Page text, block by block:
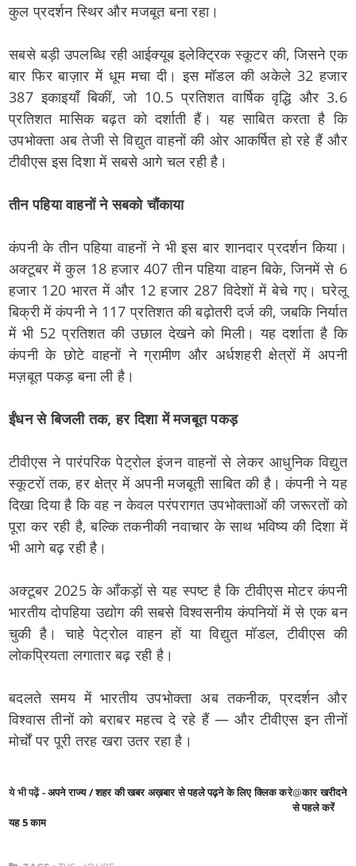
कुल प्रदर्शन स्थिर और मजबूत बना रहा।
सबसे बड़ी उपलब्धि रही आईक्यूब इलेक्ट्रिक स्कूटर की, जिसने एक
बार फिर बाज़ार में धूम मचा दी। इस मॉडल की अकेले 32 हजार
387 इकाइयाँ बिकीं, जो 10.5 प्रतिशत वार्षिक वृद्धि और 3.6
प्रतिशत मासिक बढ़त को दर्शाती हैं। यह साबित करता है कि
उपभोक्ता अब तेजी से विद्युत वाहनों की ओर आकर्षित हो रहे हैं और
टीवीएस इस दिशा में सबसे आगे चल रही है।
तीन पहिया वाहनों ने सबको चौंकाया
कंपनी के तीन पहिया वाहनों ने भी इस बार शानदार प्रदर्शन किया।
अक्टूबर में कुल 18 हजार 407 तीन पहिया वाहन बिके, जिनमें से 6
हजार 120 भारत में और 12 हजार 287 विदेशों में बेचे गए। घरेलू
बिक्री में कंपनी ने 117 प्रतिशत की बढ़ोतरी दर्ज की, जबकि निर्यात
में भी 52 प्रतिशत की उछाल देखने को मिली। यह दर्शाता है कि
कंपनी के छोटे वाहनों ने ग्रामीण और अर्धशहरी क्षेत्रों में अपनी
मज़बूत पकड़ बना ली है।
ईंधन से बिजली तक, हर दिशा में मजबूत पकड़
टीवीएस ने पारंपरिक पेट्रोल इंजन वाहनों से लेकर आधुनिक विद्युत
स्कूटरों तक, हर क्षेत्र में अपनी मजबूती साबित की है। कंपनी ने यह
दिखा दिया है कि वह न केवल परंपरागत उपभोक्ताओं की जरूरतों को
पूरा कर रही है, बल्कि तकनीकी नवाचार के साथ भविष्य की दिशा में
भी आगे बढ़ रही है।
अक्टूबर 2025 के आँकड़ों से यह स्पष्ट है कि टीवीएस मोटर कंपनी
भारतीय दोपहिया उद्योग की सबसे विश्वसनीय कंपनियों में से एक बन
चुकी है। चाहे पेट्रोल वाहन हों या विद्युत मॉडल, टीवीएस की
लोकप्रियता लगातार बढ़ रही है।
बदलते समय में भारतीय उपभोक्ता अब तकनीक, प्रदर्शन और
विश्वास तीनों को बराबर महत्व दे रहे हैं — और टीवीएस इन तीनों
मोर्चों पर पूरी तरह खरा उतर रहा है।
ये भी पढ़ें -अपने राज्य / शहर की खबर अख़बार से पहले पढ़ने के लिए क्लिक करे@कार खरीदने
से पहले करें
यह 5 काम